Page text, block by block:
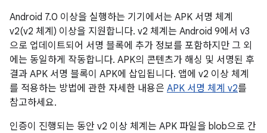
Android 7.0 이상을 실행하는 기기에서는 APK 서명 체계
v2(v2 체계) 이상을 지원합니다. v2 체계는 Android 9에서 v3
으로 업데이트되어 서명 블록에 추가 정보를 포함하지만 그 외
에는 동일하게 작동합니다. APK의 콘텐츠가 해싱 및 서명된 후
결과 APK 서명 블록이 APK에 삽입됩니다. 앱에 v2 이상 체계
를 적용하는 방법에 관한 자세한 내용은 APK 서명 체계 v2를
참고하세요.
인증이 진행되는 동안 v2 이상 체계는 APK 파일을 blob으로 간